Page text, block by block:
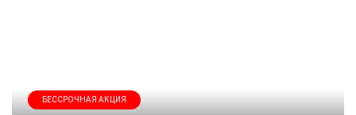
БЕССРОЧНАЯ АКЦИЯ